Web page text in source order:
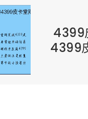
4399
4399